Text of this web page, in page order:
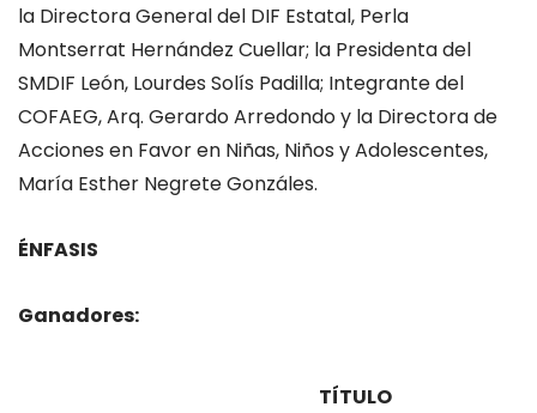
la Directora General del DIF Estatal, Perla
Montserrat Hernández Cuellar; la Presidenta del
SMDIF León, Lourdes Solís Padilla; Integrante del
COFAEG, Arq. Gerardo Arredondo y la Directora de
Acciones en Favor en Niñas, Niños y Adolescentes,
María Esther Negrete Gonzáles.
ÉNFASIS
Ganadores:
TÍTULO